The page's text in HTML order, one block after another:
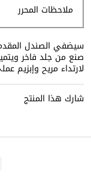
ملاحظات المحرر
سيضفي الصندل
صنع من جلد فاخر
لارتداء مريح وإبزيم
شارك هذا المنتج